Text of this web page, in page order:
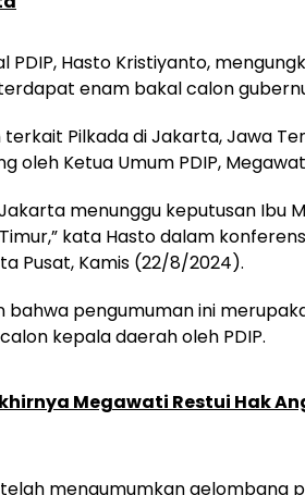
PDIP, Hasto Kristiyanto,
enam bakal calon
terkait Pilkada di Jakarta, Jawa
oleh Ketua Umum PDIP,
menunggu keputusan Ibu
kata Hasto dalam
Pusat, Kamis (22/8/2024).
bahwa pengumuman ini
kepala daerah oleh PDIP.
Megawati Restui Hak
telah mengumumkan gelombang